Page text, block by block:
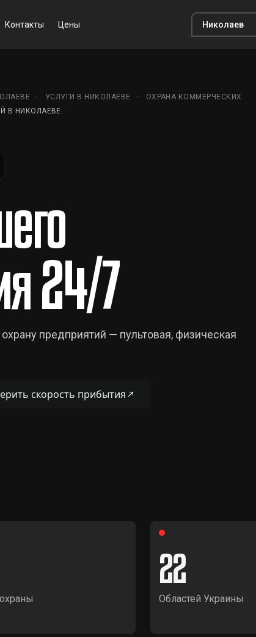
Контакты Цены
УСЛУГИ В НИКОЛАЕВЕ
ОХРАНА КОММЕРЧЕСКИХ
В НИКОЛАЕВЕ
24/7
предприятий — пультовая, физическая
скорость прибытия
22
Областей Украины